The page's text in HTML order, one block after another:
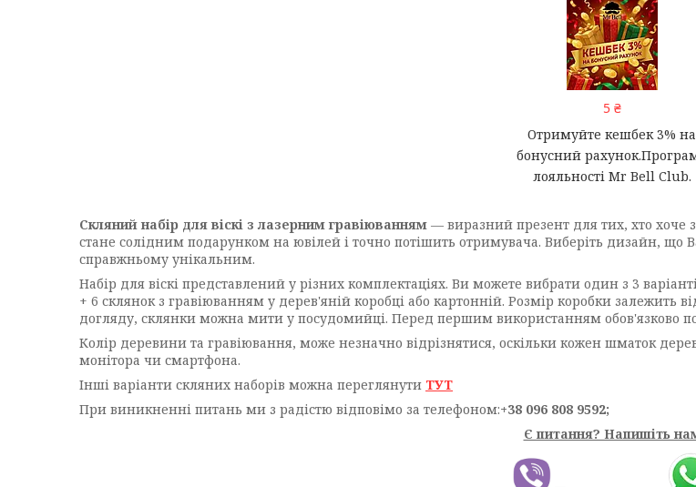
5 ₴
Отримуйте кешбек 3% на
бонусний
лояльності Mr Bell Club.
Скляний набір для віскі з лазерним гравіюванням — виразний презент для тих, хто
стане солідним подарунком на ювілей і точно потішить отримувача. Виберіть дизайн, що
справжньому унікальним.
Набір для віскі представлений у різних комплектаціях. Ви можете вибрати один з 3
+ 6 склянок з гравіюванням у дерев'яній коробці або картонній. Розмір коробки залежить
догляду, склянки можна мити у посудомийці. Перед першим використанням обов'язково
Колір деревини та гравіювання, може незначно відрізнятися, оскільки кожен шматок
монітора чи смартфона.
Інші варіанти скляних наборів можна переглянути ТУТ
При виникненні питань ми з радістю відповімо за телефоном:+38 096 808 9592;
Є питання? Напишіть